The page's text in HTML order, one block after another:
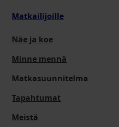
Matkailijoille
Näe ja koe
Minne mennä
Matkasuunnitelma
Tapahtumat
Meistä